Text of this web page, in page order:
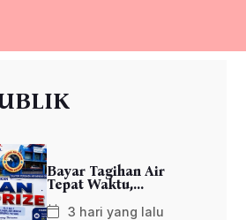
Bayar Tagihan Air
Tepat Waktu,...
3 hari yang lalu